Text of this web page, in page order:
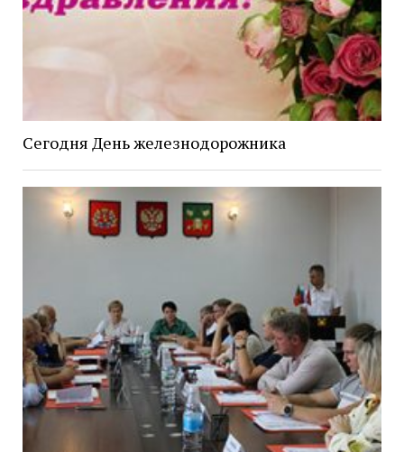
Сегодня День железнодорожника